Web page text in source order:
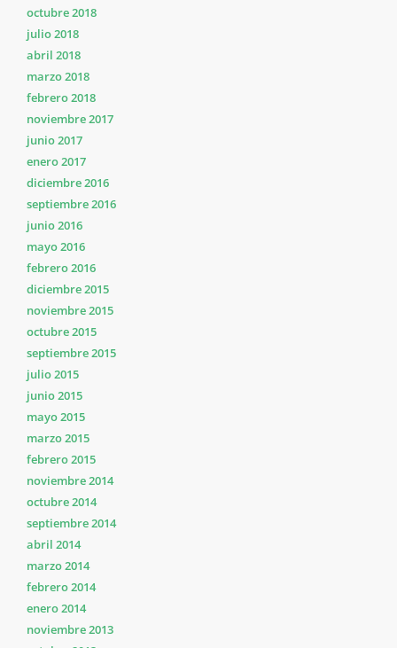
octubre 2018
julio 2018
abril 2018
marzo 2018
febrero 2018
noviembre 2017
junio 2017
enero 2017
diciembre 2016
septiembre 2016
junio 2016
mayo 2016
febrero 2016
diciembre 2015
noviembre 2015
octubre 2015
septiembre 2015
julio 2015
junio 2015
mayo 2015
marzo 2015
febrero 2015
noviembre 2014
octubre 2014
septiembre 2014
abril 2014
marzo 2014
febrero 2014
enero 2014
noviembre 2013